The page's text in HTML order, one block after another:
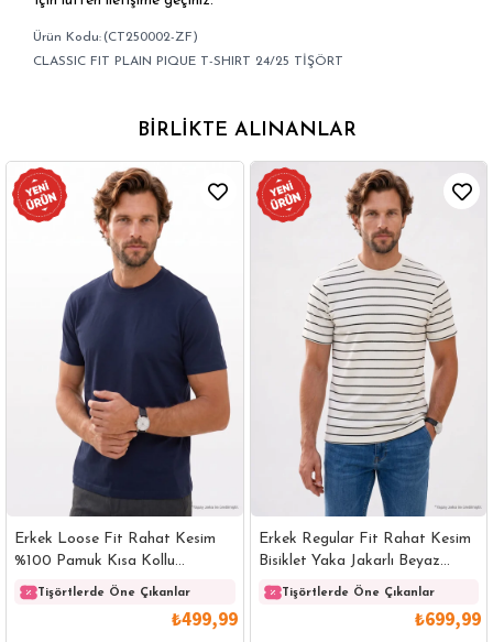
(CT250002-ZF)
CLASSIC FIT PLAIN PIQUE T-SHIRT 24/25 TİŞÖRT
BIRLIKTE ALINANLAR
Erkek Loose Fit Rahat Kesim
%100 Pamuk Kısa Kollu
Lacivert Bisiklet Yaka Tişört
Tişörtlerde Öne Çıkanlar
₺499,99
Erkek Regular Fit Rahat Kesim
Bisiklet Yaka Jakarlı Beyaz
Üzeri Siyah Çizgili Tişört
Tişörtlerde Öne Çıkanlar
₺699,99